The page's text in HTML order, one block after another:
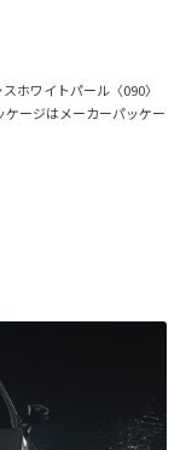
ホワイトパール〈090〉
ケージはメーカーパッケー